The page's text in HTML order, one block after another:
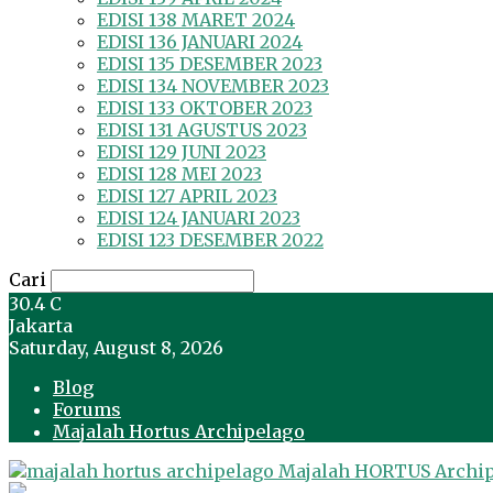
EDISI 138 MARET 2024
EDISI 136 JANUARI 2024
EDISI 135 DESEMBER 2023
EDISI 134 NOVEMBER 2023
EDISI 133 OKTOBER 2023
EDISI 131 AGUSTUS 2023
EDISI 129 JUNI 2023
EDISI 128 MEI 2023
EDISI 127 APRIL 2023
EDISI 124 JANUARI 2023
EDISI 123 DESEMBER 2022
Cari
30.4 C
Jakarta
Saturday, August 8, 2026
Blog
Forums
Majalah Hortus Archipelago
Majalah HORTUS